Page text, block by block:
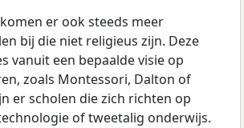
er ook steeds meer
bij die niet religieus zijn. Deze
vanuit een bepaalde visie op
zoals Montessori, Dalton of
er scholen die zich richten op
of tweetalig onderwijs.